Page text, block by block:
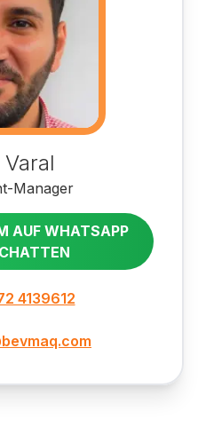
Manager
AUF WHATSAPP
4139612